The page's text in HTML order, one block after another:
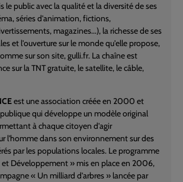
le public avec la qualité et la diversité de ses
séries d'animation, fictions,
magazines...), la richesse de ses
et l'ouverture sur le monde qu'elle propose,
sur son site, gulli.fr. La chaîne est
sur la TNT gratuite, le satellite, le câble,
est une association créée en 2000 et
qui développe un modèle original
à chaque citoyen d'agir
l'homme dans son environnement sur des
par les populations locales. Le programme
Développement » mis en place en 2006,
« Un milliard d'arbres » lancée par